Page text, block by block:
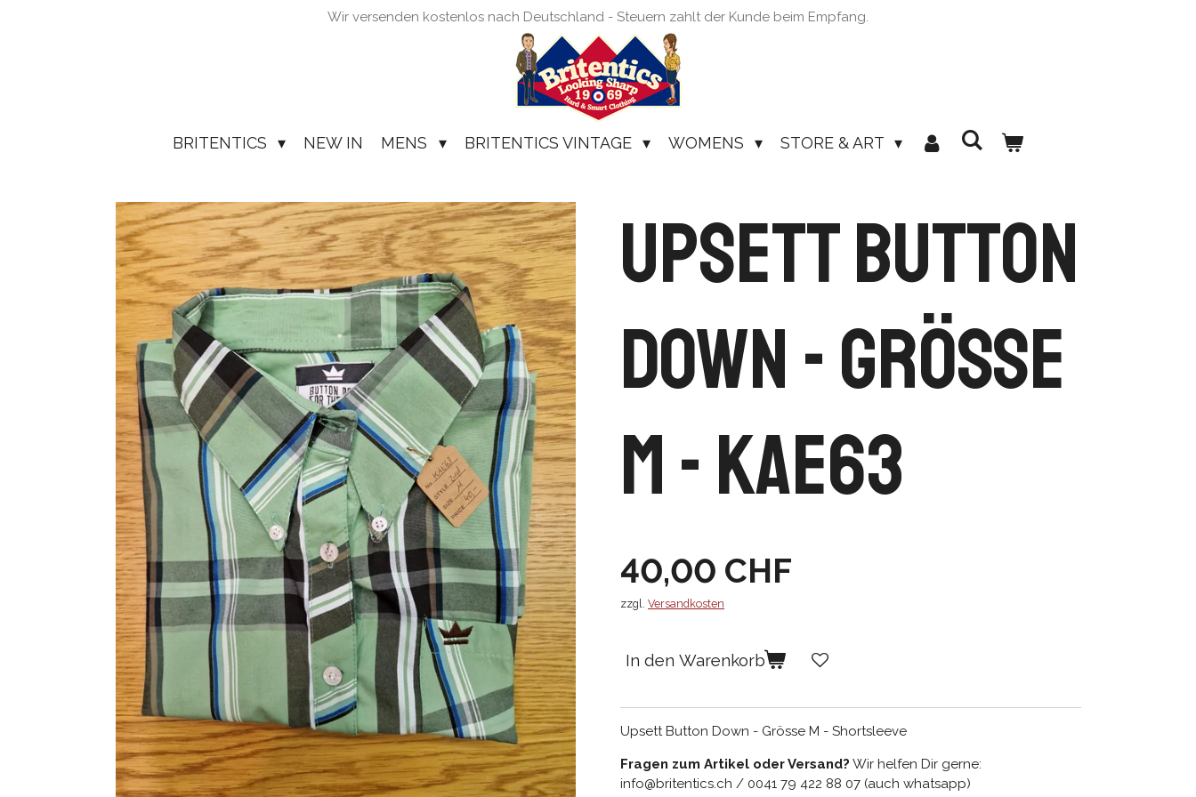
Wir versenden kostenlos nach Deutschland - Steuern zahlt der Kunde beim Empfang.
BRITENTICS NEW IN MENS BRITENTICS VINTAGE WOMENS STORE & ART
Upsett Button
Down - Grösse
M - KAE63
40,00 CHF
zzgl. Versandkosten
In den Warenkorb
Upsett Button Down - Grösse M - Shortsleeve
Fragen zum Artikel oder Versand? Wir helfen Dir gerne:
info@britentics.ch / 0041 79 422 88 07 (auch whatsapp)